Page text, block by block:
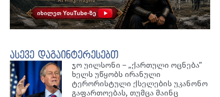
ასევე დაგაინტერესებთ
ჯო უილსონი – „ქართული ოცნება”
ხელს უწყობს ირანული
ტერორისტული ქსელების უკანონო
გაფართოებას, თუმცა მაინც